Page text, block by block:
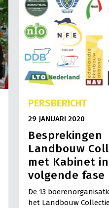
PERSBERICHT
29 JANUARI 2020
Besprekingen
Landbouw
met Kabinet in
volgende fase
De 13
het Landbouw